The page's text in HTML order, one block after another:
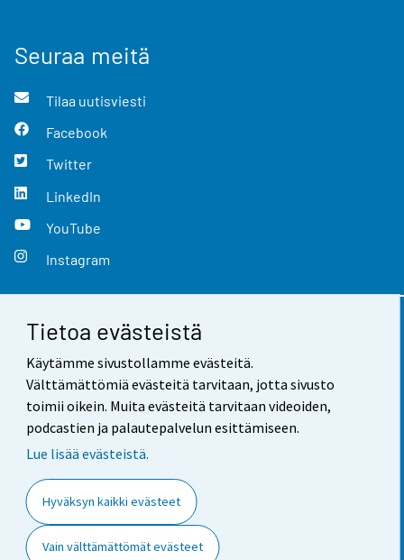
Tietoa evästeistä
Käytämme sivustollamme evästeitä.
Välttämättömiä evästeitä tarvitaan, jotta sivusto
toimii oikein. Muita evästeitä tarvitaan videoiden,
podcastien ja palautepalvelun esittämiseen.
Lue lisää evästeistä.
Hyväksyn kaikki evästeet
Vain välttämättömät evästeet
Seuraa meitä
Tilaa uutisviesti
Facebook
Twitter
LinkedIn
YouTube
Instagram
Yhteystiedot
Palaute
Käyttöehdot
Saavutettavuus
Tietoa sivustosta
Evästeasetukset